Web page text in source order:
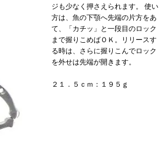
ジも少なく押さえられます。 使い
方は、魚の下顎へ先端の片方をあ
て、「カチッ」と一段目のロック
まで握りこめばＯＫ。リリースす
る時は、さらに握りこんでロック
を外せは先端が開きます。
２１．５ｃｍ：１９５ｇ